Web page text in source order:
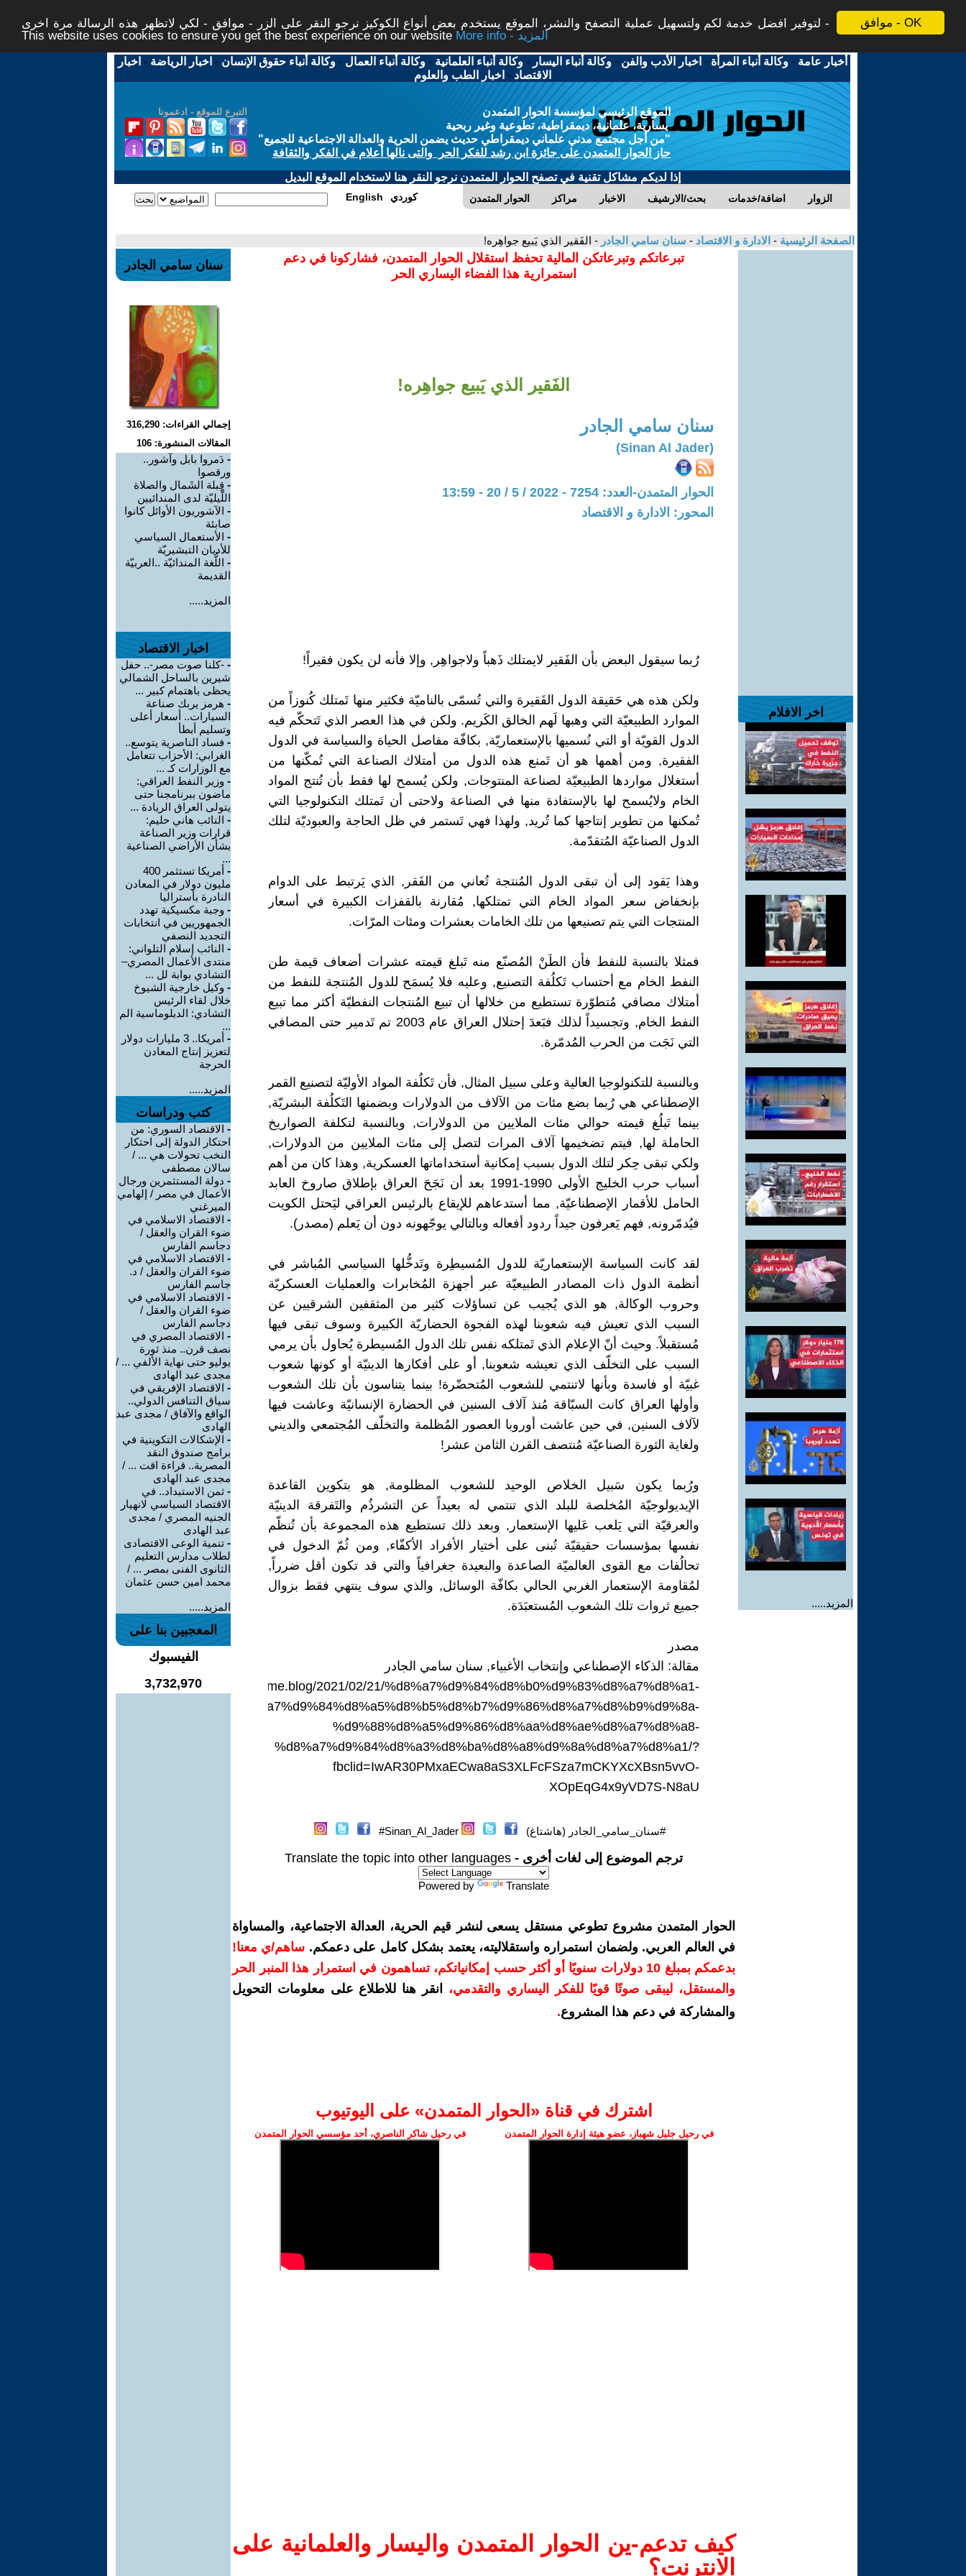
موافق - OK
لتوفير افضل خدمة لكم ولتسهيل عملية التصفح والنشر، الموقع يستخدم بعض أنواع الكوكيز نرجو النقر على الزر - موافق - لكي لاتظهر هذه الرسالة مرة اخرى -
This website uses cookies to ensure you get the best experience on our website
More info - المزيد
أخبار عامة -وكالة أنباء المرأة - اخبار الأدب والفن -وكالة أنباء اليسار -وكالة أنباء العلمانية -وكالة أنباء العمال -وكالة أنباء حقوق الإنسان - اخبار الرياضة - اخبار
الاقتصاد - اخبار الطب والعلوم
التبرع للموقع - ادعمونا
الموقع الرئيسي لمؤسسة الحوار المتمدن
يسارية، علمانية، ديمقراطية، تطوعية وغير ربحية
"من أجل مجتمع مدني علماني ديمقراطي حديث يضمن الحرية والعدالة الاجتماعية للجميع"
حاز الحوار المتمدن على جائزة ابن رشد للفكر الحر والتى نالها أعلام في الفكر والثقافة
إذا لديكم مشاكل تقنية في تصفح الحوار المتمدن نرجو النقر هنا لاستخدام الموقع البديل
الحوار المتمدن مراكز الاخبار بحث/الارشيف اضافة/خدمات الزوار English كوردي
الصفحة الرئيسية - الادارة و الاقتصاد - سنان سامي الجادر - الفَقير الذي يَبيع جواهِره!
اخر الافلام
المزيد.....
تبرعاتكم وتبرعاتكن المالية تحفظ استقلال الحوار المتمدن، فشاركونا في دعم
استمرارية هذا الفضاء اليساري الحر
الفَقير الذي يَبيع جواهِره!
سنان سامي الجادر
(Sinan Al Jader)
الحوار المتمدن-العدد: 7254 - 2022 / 5 / 20 - 13:59
المحور: الادارة و الاقتصاد
رُبما سيقول البعض بأن الفَقير لايمتلك ذَهباً ولاجواهِر, وإلا فأنه لن يكون فقيراً!
ولكن هذه هي حَقيقة الدول الفَقيرة والتي تُسمّى بالناميّة فكثير منها تَمتلك كُنوزاً من
الموارد الطبيعيّة التي وهبها لَهم الخالق الكَريم. ولكن في هذا العصر الذي تَتحكّم فيه
الدول القويّة أو التي نُسميها بالإستعماريّة, بكافّة مفاصل الحياة والسياسة في الدول
الفقيرة, ومن أهمها هو أن تَمنع هذه الدول من أمتلاك الصناعة التي تُمكّنها من
أستغلال مواردها الطبيعيّة لصناعة المنتوجات, ولكن يُسمح لها فقط بأن تُنتج المواد
الخام ولايُسمح لها بالإستفادة منها في الصناعة ولاحتى أن تَمتلك التكنولوجيا التي
تُمكنها من تطوير إنتاجها كما تُريد, ولهذا فهي تَستمر في ظل الحاجة والعبوديّة لتلك
الدول الصناعيّة المُتقدّمة.
وهذا يَقود إلى أن تبقى الدول المُنتجة تُعاني من الفَقر, الذي يَرتبط على الدوام
بإنخفاض سعر المواد الخام التي تمتلكها, مُقارنة بالقفزات الكبيرة في أسعار
المنتجات التي يتم تصنيعها من تلك الخامات بعشرات ومئات المرّات.
فمثلا بالنسبة للنفط فأن الطَنْ المُصنّع منه تَبلغ قيمته عشرات أضعاف قيمة طن
النفط الخام مع أحتساب تَكلُفة التصنيع, وعليه فلا يُسمَح للدول المُنتجة للنفط من
أمتلاك مصافي مُتطوّرة تستطيع من خلالها أن تبيع المُنتجات النفطيّة أكثر مما تبيع
النفط الخام, وتجسيداً لذلك فبَعدَ إحتلال العراق عام 2003 تم تَدمير حتى المصافي
التي نَجَت من الحرب المُدمّرة.
وبالنسبة للتكنولوجيا العالية وعلى سبيل المثال, فأن تَكلُفة المواد الأوليّة لتصنيع القمر
الإصطناعي هي رُبما بضع مئات من الآلاف من الدولارات وبضمنها التَكلُفة البشريّة,
بينما تَبلُغ قيمته حوالي مئات الملايين من الدولارات, وبالنسبة لتكلفة الصواريخ
الحاملة لها, فيتم تضخيمها آلاف المرات لتصل إلى مئات الملايين من الدولارات,
ولكي تبقى حِكر لتلك الدول بسبب إمكانية أستخداماتها العسكرية, وهذا كان من أهم
أسباب حرب الخليج الأولى 1990-1991 بعد أن نَجَحَ العراق بإطلاق صاروخ العابد
الحامل للأقمار الإصطناعيّة, مما أستدعاهم للإيقاع بالرئيس العراقي ليَحتل الكويت
فيُدمّرونه, فهم يَعرفون جيداً ردود أفعاله وبالتالي يوجّهونه دون أن يَعلم (مصدر).
لقد كانت السياسة الإستعماريّة للدول المُسيطِرة وتَدخُّلها السياسي المُباشر في
أنظمة الدول ذات المصادر الطبيعيّة عبر أجهزة المُخابرات والعمليات العسكريّة
وحروب الوكالة, هو الذي يُجيب عن تساؤلات كثير من المثقفين الشرقيين عن
السبب الذي تعيش فيه شعوبنا لهذه الفجوة الحضاريّة الكبيرة وسوف تبقى فيها
مُستقبلاً. وحيث أنّ الإعلام الذي تَمتلكه نفس تلك الدول المُسيطرة يُحاول بأن يرمي
السبب على التخلّف الذي تعيشه شعوبنا, أو على أفكارها الدينيّة أو كونها شعوب
غبيّة أو فاسدة وبأنها لاتنتمي للشعوب المُتحضّرة! بينما يتناسون بأن تلك الشعوب
وأولها العراق كانت السبّاقة مُنذ آلاف السنين في الحضارة الإنسانيّة وعاشت فيها
لآلاف السنين, في حين عاشت أوروبا العصور المُظلمة والتخلّف المُجتمعي والديني
ولغاية الثورة الصناعيّة مُنتصف القرن الثامن عشر!
ورُبما يكون سَبيل الخلاص الوحيد للشعوب المظلومة, هو بتكوين القاعدة
الإيديولوجيّة المُخلصة للبلد الذي تنتمي له بعيداً عن التشرذُم والتَفرقة الدينيّة
والعرقيّة التي يَلعب عَليها الإستعمار, وبعد ذلك تستطيع هذه المجموعة بأن تُنظّم
نفسها بمؤسسات حقيقيّة تُبنى على أختيار الأفراد الأكفّاء, ومن ثُمّ الدخول في
تحالُفات مع القوى العالميّة الصاعدة والبعيدة جغرافياً والتي قد تكون أقل ضرراً,
لمُقاومة الإستعمار الغربي الحالي بكافّة الوسائل, والذي سوف ينتهي فقط بزوال
جميع ثروات تلك الشعوب المُستعبَدَة.
مصدر
مقالة: الذكاء الإصطناعي وإنتخاب الأغبياء, سنان سامي الجادر
https://mandaean.home.blog/2021/02/21/%d8%a7%d9%84%d8%b0%d9%83%d8%a7%d8%a1-
%d8%a7%d9%84%d8%a5%d8%b5%d8%b7%d9%86%d8%a7%d8%b9%d9%8a-
%d9%88%d8%a5%d9%86%d8%aa%d8%ae%d8%a7%d8%a8-
%d8%a7%d9%84%d8%a3%d8%ba%d8%a8%d9%8a%d8%a7%d8%a1/?
fbclid=IwAR30PMxaECwa8aS3XLFcFSza7mCKYXcXBsn5vvO-
XOpEqG4x9yVD7S-N8aU
#سنان_سامي_الجادر (هاشتاغ) Sinan_Al_Jader#
ترجم الموضوع إلى لغات أخرى - Translate the topic into other languages
Powered by Translate
الحوار المتمدن مشروع تطوعي مستقل يسعى لنشر قيم الحرية، العدالة الاجتماعية، والمساواة
في العالم العربي. ولضمان استمراره واستقلاليته، يعتمد بشكل كامل على دعمكم. ساهم/ي معنا!
بدعمكم بمبلغ 10 دولارات سنويًا أو أكثر حسب إمكانياتكم، تساهمون في استمرار هذا المنبر الحر
والمستقل، ليبقى صوتًا قويًا للفكر اليساري والتقدمي،
انقر هنا للاطلاع على معلومات التحويل
والمشاركة في دعم هذا المشروع.
اشترك في قناة ‫«الحوار المتمدن» على اليوتيوب
في رحيل جليل شهباز، عضو هيئة إدارة الحوار المتمدن في رحيل شاكر الناصري، أحد مؤسسي الحوار المتمدن
كيف تدعم-ين الحوار المتمدن واليسار والعلمانية على
الانترنت؟
سنان سامي الجادر
إجمالي القراءات: 316,290
المقالات المنشورة: 106
- دَمروا بابل وآشور..
ورقصوا
- قِبلة الشَمال والصلاة
اللَّيليّة لدى المندائيين
- الآشوريون الأوائل كانوا
صابئة
- الأستعمال السياسي
للأديان التبشيريّة
- اللُّغة المندائيّة ..العربيّة
القديمة
المزيد.....
اخبار الاقتصاد
- -كلنا صوت مصر-.. حفل
شيرين بالساحل الشمالي
يحظى باهتمام كبير ...
- هرمز يربك صناعة
السيارات.. أسعار أعلى
وتسليم أبطأ
- فساد الناصرية يتوسع..
الغرابي: الأحزاب تتعامل
مع الوزارات كـ ...
- وزير النفط العراقي:
ماضون ببرنامجنا حتى
يتولى العراق الريادة ...
- النائب هاني حليم:
قرارات وزير الصناعة
بشأن الأراضي الصناعية
...
-
أمريكا تستثمر 400
مليون دولار في المعادن
النادرة بأستراليا
- وجبة مكسيكية تهدد
الجمهوريين في انتخابات
التجديد النصفي
- النائب إسلام التلواني:
منتدى الأعمال المصري–
التشادي بوابة لل ...
- وكيل خارجية الشيوخ
خلال لقاء الرئيس
التشادي: الدبلوماسية الم
...
-
أمريكا.. 3 مليارات دولار
لتعزيز إنتاج المعادن
الحرجة
المزيد.....
كتب ودراسات
- الاقتصاد السوري: من
احتكار الدولة إلى احتكار
النخب تحولات هي ... /
سالان مصطفى
- دولة المستثمرين ورجال
الأعمال في مصر / إلهامي
الميرغني
- الاقتصاد الاسلامي في
ضوء القران والعقل /
دجاسم الفارس
- الاقتصاد الاسلامي في
ضوء القران والعقل / د.
جاسم الفارس
- الاقتصاد الاسلامي في
ضوء القران والعقل /
دجاسم الفارس
- الاقتصاد المصري في
نصف قرن.. منذ ثورة
يوليو حتى نهاية الألفي ... /
مجدى عبد الهادى
- الاقتصاد الإفريقي في
سياق التنافس الدولي..
الواقع والآفاق / مجدى عبد
الهادى
- الإشكالات التكوينية في
برامج صندوق النقد
المصرية.. قراءة اقت ... /
مجدى عبد الهادى
- ثمن الاستبداد.. في
الاقتصاد السياسي لانهيار
الجنيه المصري / مجدى
عبد الهادى
- تنمية الوعى الاقتصادى
لطلاب مدارس التعليم
الثانوى الفنى بمصر ... /
محمد امين حسن عثمان
المزيد.....
المعجبين بنا على
الفيسبوك
3,732,970